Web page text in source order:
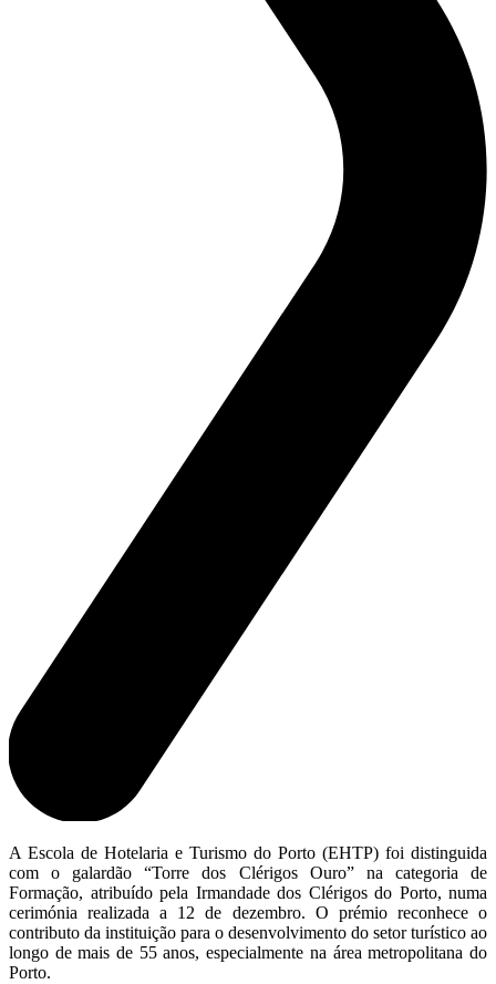
A Escola de Hotelaria e Turismo do Porto (EHTP) foi distinguida
com o galardão “Torre dos Clérigos Ouro” na categoria de
Formação, atribuído pela Irmandade dos Clérigos do Porto, numa
cerimónia realizada a 12 de dezembro. O prémio reconhece o
contributo da instituição para o desenvolvimento do setor turístico ao
longo de mais de 55 anos, especialmente na área metropolitana do
Porto.